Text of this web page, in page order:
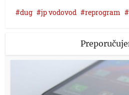
dug jp vodovod reprogram